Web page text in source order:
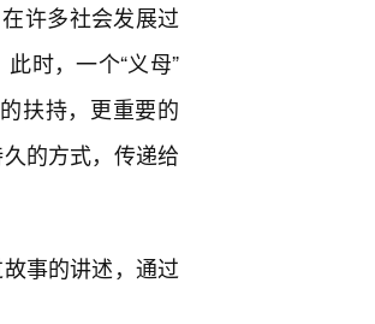
许多社会发展过
时，一个“义母”
扶持，更重要的
的方式，传递给
事的讲述，通过